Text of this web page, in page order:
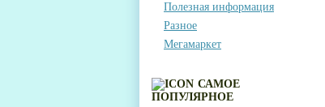
Полезная информация
Разное
Мегамаркет
САМОЕ
ПОПУЛЯРНОЕ